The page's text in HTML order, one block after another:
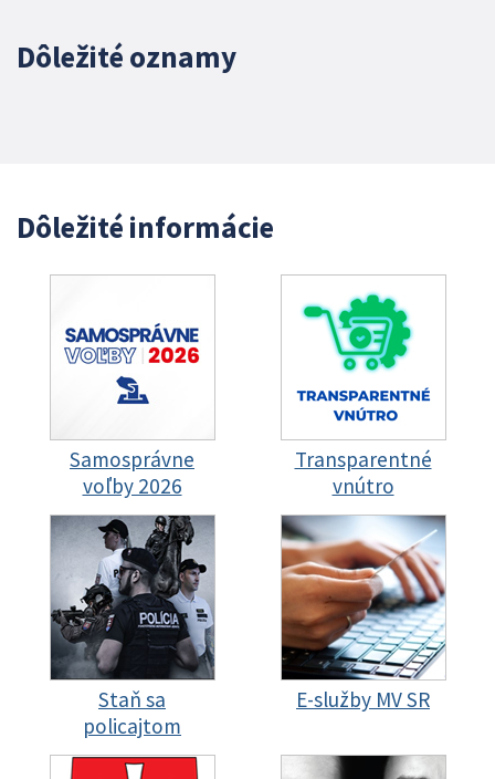
Dôležité oznamy
Dôležité informácie
Samosprávne
voľby 2026
Transparentné
vnútro
Staň sa
policajtom
E-služby MV SR